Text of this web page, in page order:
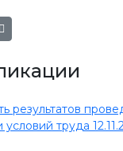
в областном
"Вкус